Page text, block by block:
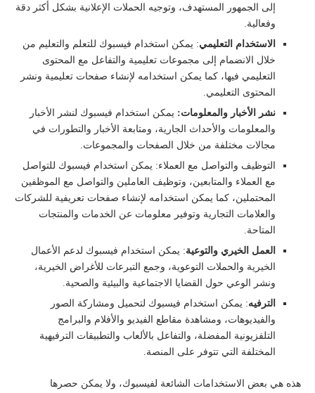
إلى الجمهور المستهدف، وتوجيه الحملات الإعلانية بشكل أكثر دقة
وفعالية.
الاستخدام التعليمي: يمكن استخدام فيسبوك للتعلم والتعليم من
خلال الانضمام إلى مجموعات تعليمية والتفاعل مع المحتوى
التعليمي فيها، كما يمكن استخدامه لإنشاء صفحات تعليمية ونشر
المحتوى التعليمي.
نشر الأخبار والمعلومات: يمكن استخدام فيسبوك لنشر الأخبار
والمعلومات والأحداث الجارية، ومتابعة الأخبار والتطورات في
مجالات مختلفة من خلال الصفحات والمجموعات.
التوظيف والتواصل مع العملاء: يمكن استخدام فيسبوك للتواصل
مع العملاء والمتابعين، وتوظيف العاملين والتواصل مع الموظفين
المحتملين، كما يمكن استخدامه لإنشاء صفحات تعريفية للشركات
والعلامات التجارية وتوفير معلومات عن الخدمات والمنتجات
المتاحة.
العمل الخيري والتوعية: يمكن استخدام فيسبوك لدعم الأعمال
الخيرية والحملات التوعوية، وجمع التبرعات للأغراض الخيرية،
ونشر الوعي حول القضايا الاجتماعية والبيئية والصحية.
الترفيه: يمكن استخدام فيسبوك لتحميل ومشاركة الصور
والفيديوهات، ومشاهدة مقاطع الفيديو والأفلام والبرامج
التلفزيونية المفضلة، والتفاعل بالألعاب والتطبيقات الترفيهية
المختلفة التي تتوفر على المنصة.
هذه هي بعض الاستخدامات الشائعة لفيسبوك، ولا يمكن حصرها